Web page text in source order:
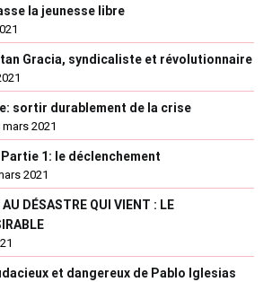
la jeunesse libre
Gracia, syndicaliste et révolutionnaire
sortir durablement de la crise
mars 2021
Partie 1: le déclenchement
2021
AU DÉSASTRE QUI VIENT : LE
et dangereux de Pablo Iglesias